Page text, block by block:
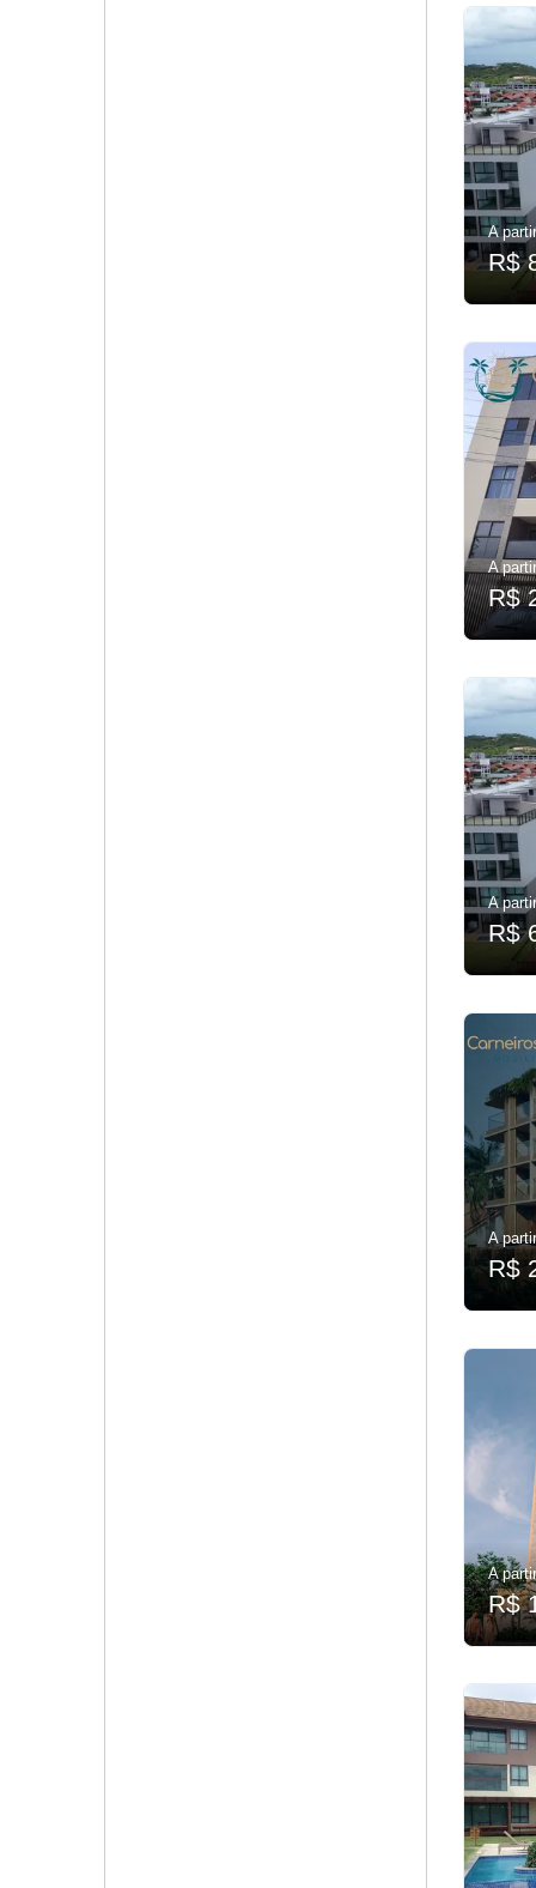
A
R$
A
R$
A
R$
A
R$
A
R$